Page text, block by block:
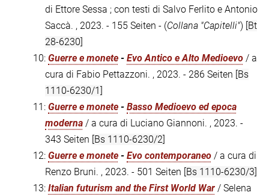
di Ettore Sessa ; con testi di Salvo Ferlito e Antonio
Saccà. , 2023. - 155 Seiten - (Collana "Capitelli") [Bt
28-6230]
10: Guerre e monete - Evo Antico e Alto Medioevo / a
cura di Fabio Pettazzoni. , 2023. - 286 Seiten [Bs
1110-6230/1]
11: Guerre e monete - Basso Medioevo ed epoca
moderna / a cura di Luciano Giannoni. , 2023. -
343 Seiten [Bs 1110-6230/2]
12: Guerre e monete - Evo contemporaneo / a cura di
Renzo Bruni. , 2023. - 501 Seiten [Bs 1110-6230/3]
13: Italian futurism and the First World War / Selena